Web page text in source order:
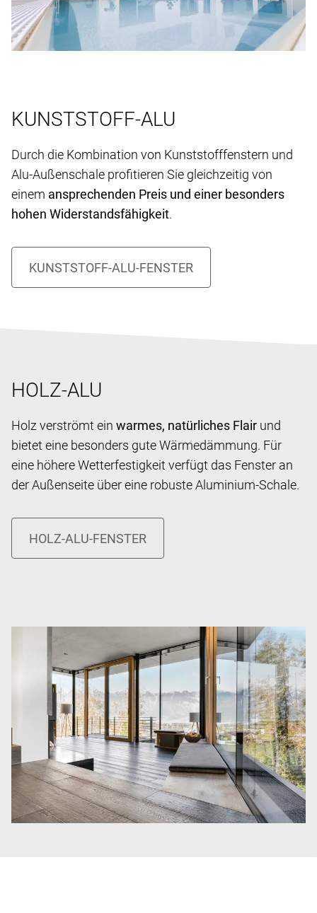
KUNSTSTOFF-ALU
Durch die Kombination von Kunststofffenstern und
Alu-Außenschale profitieren Sie gleichzeitig von
einem ansprechenden Preis und einer besonders
hohen Widerstandsfähigkeit.
HOLZ-ALU
Holz verströmt ein warmes, natürliches Flair und
bietet eine besonders gute Wärmedämmung. Für
eine höhere Wetterfestigkeit verfügt das Fenster an
der Außenseite über eine robuste Aluminium-Schale.